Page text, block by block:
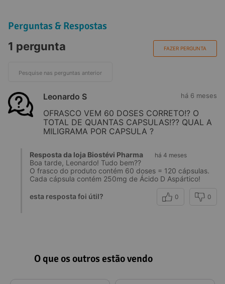
Perguntas & Respostas
1 pergunta FAZER PERGUNTA
Leonardo S há 6 meses
OFRASCO VEM 60 DOSES CORRETO!? O
TOTAL DE QUANTAS CAPSULAS!?? QUAL A
MILIGRAMA POR CAPSULA ?
Resposta da loja Biostévi Pharma há 4 meses
Boa tarde, Leonardo! Tudo bem??
O frasco do produto contém 60 doses = 120 cápsulas.
Cada cápsula contém 250mg de Ácido D Aspártico!
esta resposta foi útil? 0 0
O que os outros estão vendo